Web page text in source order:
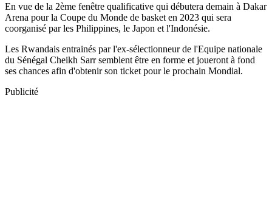
En vue de la 2ème fenêtre qualificative qui débutera demain à Dakar
Arena pour la Coupe du Monde de basket en 2023 qui sera
coorganisé par les Philippines, le Japon et l'Indonésie.
Les Rwandais entrainés par l'ex-sélectionneur de l'Equipe nationale
du Sénégal Cheikh Sarr semblent être en forme et joueront à fond
ses chances afin d'obtenir son ticket pour le prochain Mondial.
Publicité